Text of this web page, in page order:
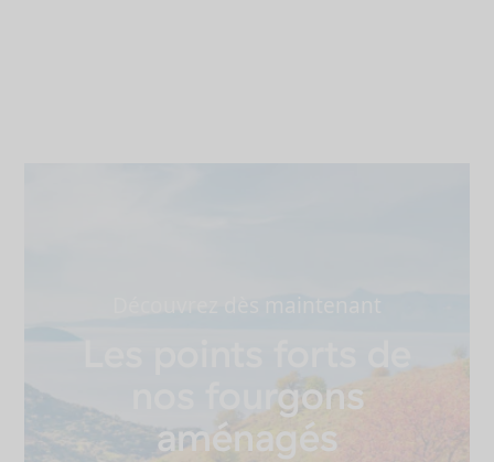
nos fourgons
aménagés